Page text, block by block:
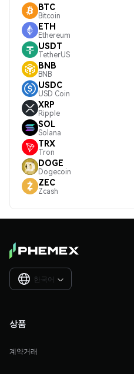
BTC
Bitcoin
ETH
Ethereum
USDT
TetherUS
BNB
BNB
USDC
USD Coin
XRP
Ripple
SOL
Solana
TRX
Tron
DOGE
Dogecoin
ZEC
Zcash
한국어 
상품
계약거래